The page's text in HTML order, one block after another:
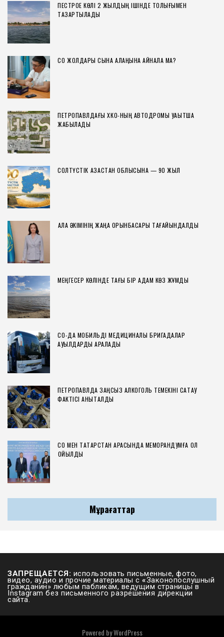
ПЕСТРОЕ КӨЛІ 2 ЖЫЛДЫҢ ІШІНДЕ ТОЛЫҒЫМЕН
ТАЗАРТЫЛАДЫ
СҚО ЖОЛДАРЫ СЫНАҚ АЛАҢЫНА АЙНАЛА МА?
ПЕТРОПАВЛДАҒЫ ХҚКО-НЫҢ АВТОДРОМЫ УАҚЫТША
ЖАБЫЛАДЫ
СОЛТҮСТІК ҚАЗАҚСТАН ОБЛЫСЫНА — 90 ЖЫЛ
ҚАЛА ӘКІМІНІҢ ЖАҢА ОРЫНБАСАРЫ ТАҒАЙЫНДАЛДЫ
МЕҢГЕСЕР КӨЛІНДЕ ТАҒЫ БІР АДАМ КӨЗ ЖҰМДЫ
СҚО-ДА МОБИЛЬДІ МЕДИЦИНАЛЫҚ БРИГАДАЛАР
АУЫЛДАРДЫ АРАЛАДЫ
ПЕТРОПАВЛДА ЗАҢСЫЗ АЛКОГОЛЬ ТЕМЕКІНІ САҚТАУ
ФАКТІСІ АНЫҚТАЛДЫ
СҚО МЕН ТАТАРСТАН АРАСЫНДА МЕМОРАНДУМҒА ҚОЛ
ҚОЙЫЛДЫ
Мұрағаттар
ЗАПРЕЩАЕТСЯ: использовать письменные, фото,
видео, аудио и прочие материалы с «Законопослушный
гражданин» любым пабликам, ведущим страницы в
Instagram без письменного разрешения дирекции
сайта.
Powered byWordPress